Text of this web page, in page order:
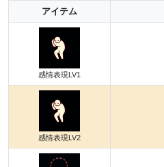
アイテム
感情表現LV1
感情表現LV2